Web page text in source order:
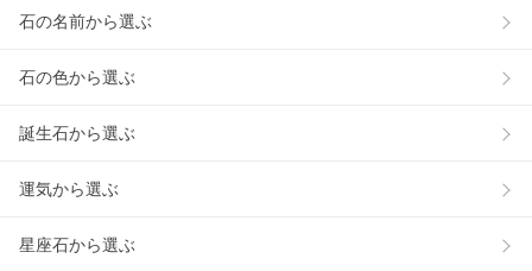
石の名前から選ぶ
石の色から選ぶ
誕生石から選ぶ
運気から選ぶ
星座石から選ぶ